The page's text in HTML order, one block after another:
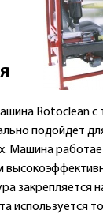
Rotoclean с
подойдёт
Машина
закрепляется
используется